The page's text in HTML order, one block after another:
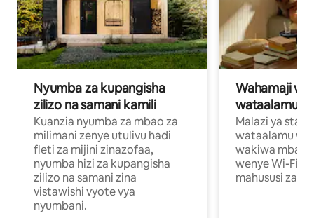
Nyumba za kupangisha
zilizo na samani kamili
Kuanzia nyumba za mbao za
milimani zenye utulivu hadi
fleti za mijini zinazofaa,
nyumba hizi za kupangisha
zilizo na samani zina
vistawishi vyote vya
nyumbani.
Wahamaji
wataalamu
Malazi ya
wataalamu
wakiwa mbali
wenye Wi-Fi
mahususi za